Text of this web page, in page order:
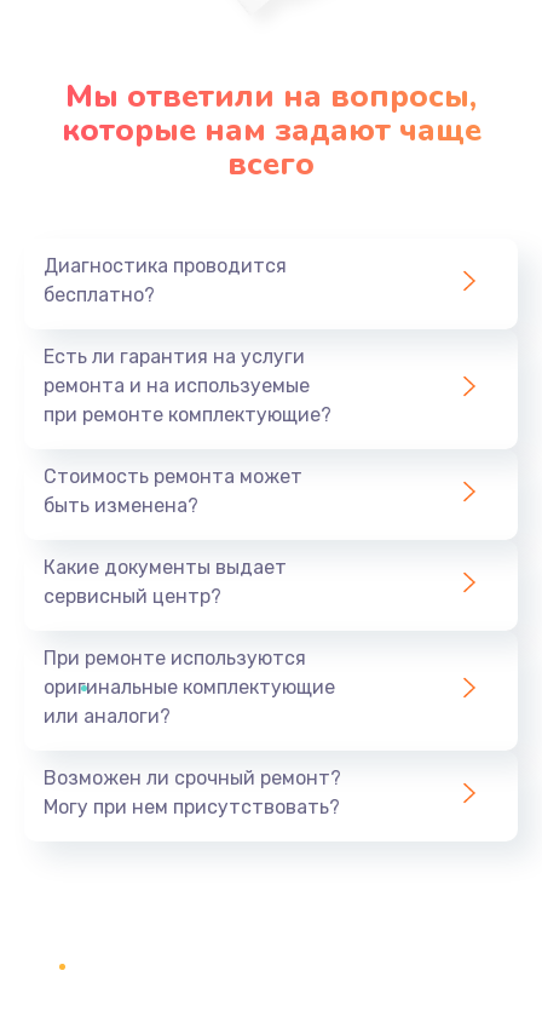
Мы ответили на вопросы,
которые нам задают чаще
всего
Диагностика проводится
бесплатно?
Есть ли гарантия на услуги
ремонта и на используемые
при ремонте комплектующие?
Стоимость ремонта может
быть изменена?
Какие документы выдает
сервисный центр?
При ремонте используются
оригинальные комплектующие
или аналоги?
Возможен ли срочный ремонт?
Могу при нем присутствовать?